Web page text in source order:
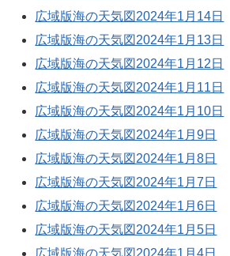
広域版海の天気図2024年1月14日
広域版海の天気図2024年1月13日
広域版海の天気図2024年1月12日
広域版海の天気図2024年1月11日
広域版海の天気図2024年1月10日
広域版海の天気図2024年1月9日
広域版海の天気図2024年1月8日
広域版海の天気図2024年1月7日
広域版海の天気図2024年1月6日
広域版海の天気図2024年1月5日
広域版海の天気図2024年1月4日